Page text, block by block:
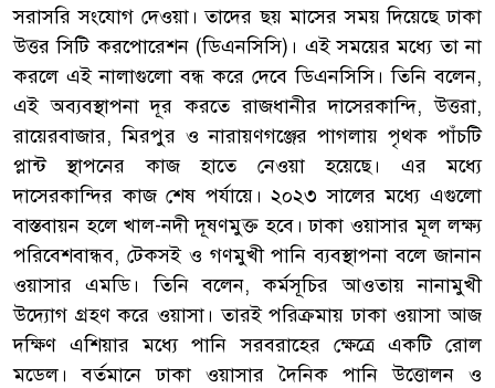
সরাসরি সংযোগ দেওয়া। তাদের ছয় মাসের সময় দিয়েছে ঢাকা
উত্তর সিটি করপোরেশন (ডিএনসিসি)। এই সময়ের মধ্যে তা না
করলে এই নালাগুলো বন্ধ করে দেবে ডিএনসিসি। তিনি বলেন,
এই অব্যবস্থাপনা দূর করতে রাজধানীর দাসেরকান্দি, উত্তরা,
রায়েরবাজার, মিরপুর ও নারায়ণগঞ্জের পাগলায় পৃথক পাঁচটি
প্লান্ট স্থাপনের কাজ হাতে নেওয়া হয়েছে। এর মধ্যে
দাসেরকান্দির কাজ শেষ পর্যায়ে। ২০২৩ সালের মধ্যে এগুলো
বাস্তবায়ন হলে খাল-নদী দূষণমুক্ত হবে। ঢাকা ওয়াসার মূল লক্ষ্য
পরিবেশবান্ধব, টেকসই ও গণমুখী পানি ব্যবস্থাপনা বলে জানান
ওয়াসার এমডি। তিনি বলেন, কর্মসূচির আওতায় নানামুখী
উদ্যোগ গ্রহণ করে ওয়াসা। তারই পরিক্রমায় ঢাকা ওয়াসা আজ
দক্ষিণ এশিয়ার মধ্যে পানি সরবরাহের ক্ষেত্রে একটি রোল
মডেল। বর্তমানে ঢাকা ওয়াসার দৈনিক পানি উত্তোলন ও